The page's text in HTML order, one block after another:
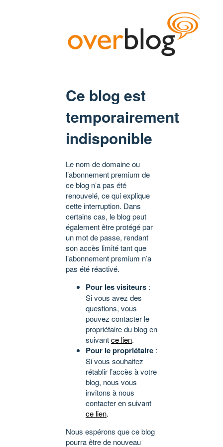
Ce blog est
temporairement
indisponible
Le nom de domaine ou
l’abonnement premium de
ce blog n’a pas été
renouvelé, ce qui explique
cette interruption. Dans
certains cas, le blog peut
également être protégé par
un mot de passe, rendant
son accès limité tant que
l’abonnement premium n’a
pas été réactivé.
Pour les visiteurs :
Si vous avez des
questions, vous
pouvez contacter le
propriétaire du blog en
suivantce lien.
Pour le propriétaire :
Si vous souhaitez
rétablir l’accès à votre
blog, nous vous
invitons à nous
contacter en suivant
ce lien.
Nous espérons que ce blog
pourra être de nouveau